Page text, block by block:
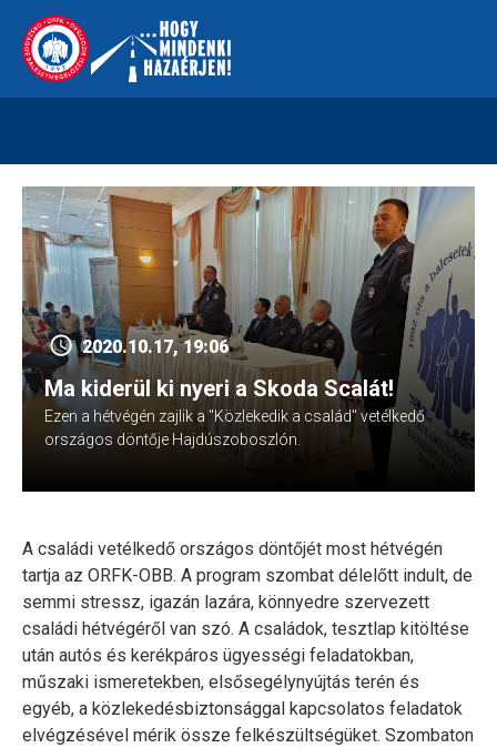
content
kreszvaltozas.hu
2020.10.17, 19:06
Ma kiderül ki nyeri a Skoda Scalát!
Ezen a hétvégén zajlik a "Közlekedik a család" vetélkedő
országos döntője Hajdúszoboszlón.
A családi vetélkedő országos döntőjét most hétvégén
tartja az ORFK-OBB. A program szombat délelőtt indult, de
semmi stressz, igazán lazára, könnyedre szervezett
családi hétvégéről van szó. A családok, tesztlap kitöltése
után autós és kerékpáros ügyességi feladatokban,
műszaki ismeretekben, elsősegélynyújtás terén és
egyéb, a közlekedésbiztonsággal kapcsolatos feladatok
elvégzésével mérik össze felkészültségüket. Szombaton